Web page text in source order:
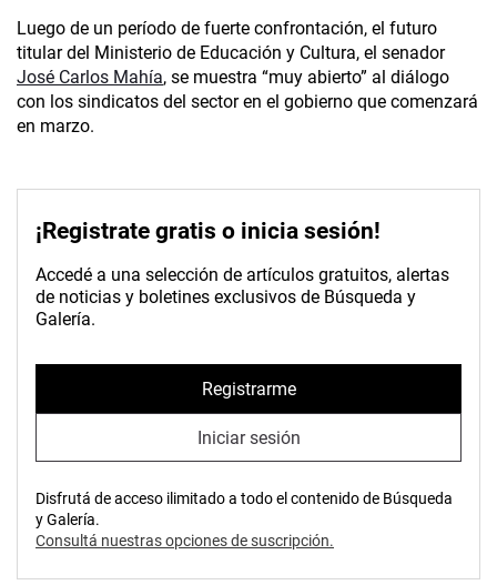
Luego de un período de fuerte confrontación, el futuro
titular del Ministerio de Educación y Cultura, el senador
José Carlos Mahía, se muestra “muy abierto” al diálogo
con los sindicatos del sector en el gobierno que comenzará
en marzo.
¡Registrate gratis o inicia sesión!
Accedé a una selección de artículos gratuitos, alertas
de noticias y boletines exclusivos de Búsqueda y
Galería.
Registrarme
Iniciar sesión
Disfrutá de acceso ilimitado a todo el contenido de Búsqueda
y Galería.
Consultá nuestras opciones de suscripción.